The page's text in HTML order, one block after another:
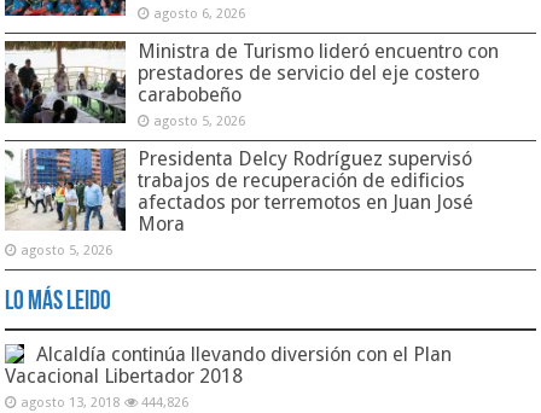
agosto 6, 2026
Ministra de Turismo lideró encuentro con
prestadores de servicio del eje costero
carabobeño
agosto 5, 2026
Presidenta Delcy Rodríguez supervisó
trabajos de recuperación de edificios
afectados por terremotos en Juan José
Mora
agosto 5, 2026
Lo Más Leido
Alcaldía continúa llevando diversión con el Plan
Vacacional Libertador 2018
agosto 13, 2018 444,826